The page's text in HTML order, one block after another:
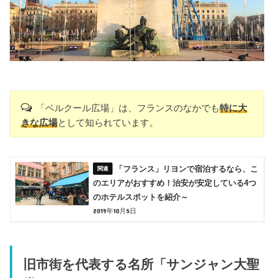
「ベルクール広場」は、フランスのなかでも特に大
きな広場として知られています。
「フランス」リヨンで宿泊するなら、こ
のエリアがおすすめ！治安が安定している4つ
のホテルスポットを紹介～
2019年10月5日
旧市街を代表する名所「サンジャン大聖